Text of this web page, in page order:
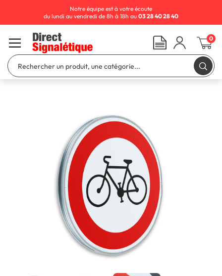
Notre équipe est à votre écoute
du lundi au vendredi de 8h à 18h au 03 28 40 28 40
0